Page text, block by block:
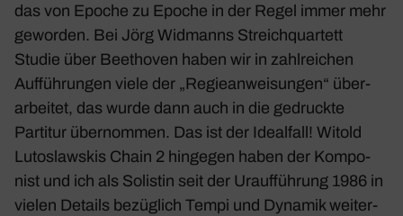
das von Epoche zu Epoche in der Regel immer mehr
geworden. Bei Jörg Widmanns Streich­quar­tett
Studie über Beet­hoven haben wir in zahl­rei­chen
Auffüh­rungen viele der „Regie­an­wei­sungen“ über­
ar­beitet, das wurde dann auch in die gedruckte
Partitur über­nommen. Das ist der Ideal­fall! Witold
Luto­slaw­skis Chain 2 hingegen haben der Kompo­
nist und ich als Solistin seit der Urauf­füh­rung 1986 in
vielen Details bezüg­lich Tempi und Dynamik weiter­